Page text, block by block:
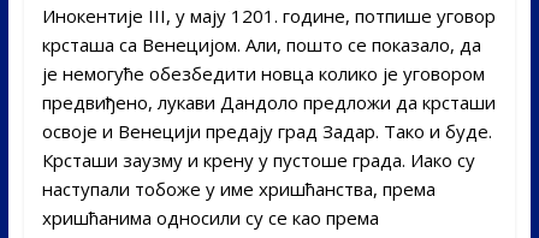
Инокентије III, у мају 1201. године, потпише уговор
крсташа са Венецијом. Али, пошто се показало, да
је немогуће обезбедити новца колико је уговором
предвиђено, лукави Дандоло предложи да крсташи
освоје и Венецији предају град Задар. Тако и буде.
Крсташи заузму и крену у пустоше града. Иако су
наступали тобоже у име хришћанства, према
хришћанима односили су се као према